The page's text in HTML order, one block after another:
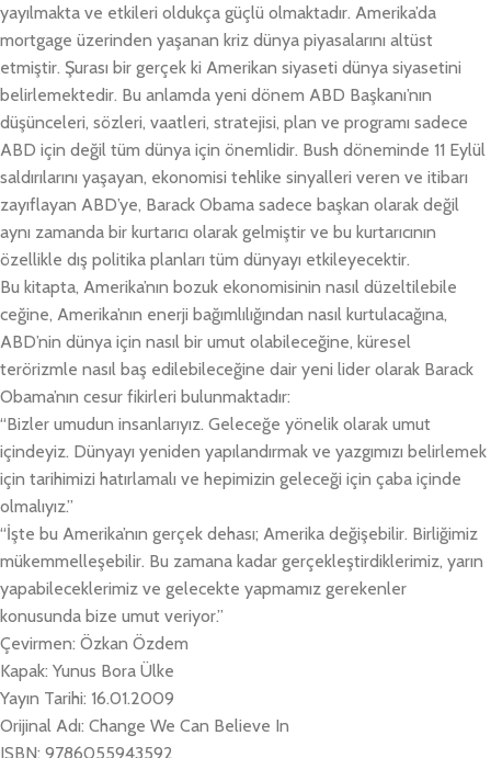
yayılmakta ve etkileri oldukça güçlü olmaktadır. Amerika’da
mortgage üzerinden yaşanan kriz dünya piyasalarını altüst
etmiştir. Şurası bir gerçek ki Amerikan siyaseti dünya siyasetini
belirlemektedir. Bu anlamda yeni dönem ABD Başkanı’nın
düşünceleri, sözleri, vaatleri, stratejisi, plan ve programı sadece
ABD için değil tüm dünya için önemlidir. Bush döneminde 11 Eylül
saldırılarını yaşayan, ekonomisi tehlike sinyalleri veren ve itibarı
zayıflayan ABD’ye, Barack Obama sadece başkan olarak değil
aynı zamanda bir kurtarıcı olarak gelmiştir ve bu kurtarıcının
özellikle dış politika planları tüm dünyayı etkileyecektir.
Bu kitapta, Amerika’nın bozuk ekonomisinin nasıl düzeltilebile
ceğine, Amerika’nın enerji bağımlılığından nasıl kurtulacağına,
ABD’nin dünya için nasıl bir umut olabileceğine, küresel
terörizmle nasıl baş edilebileceğine dair yeni lider olarak Barack
Obama’nın cesur fikirleri bulunmaktadır:
“Bizler umudun insanlarıyız. Geleceğe yönelik olarak umut
içindeyiz. Dünyayı yeniden yapılandırmak ve yazgımızı belirlemek
için tarihimizi hatırlamalı ve hepimizin geleceği için çaba içinde
olmalıyız.”
“İşte bu Amerika’nın gerçek dehası; Amerika değişebilir. Birliğimiz
mükemmelleşebilir. Bu zamana kadar gerçekleştirdiklerimiz, yarın
yapabileceklerimiz ve gelecekte yapmamız gerekenler
konusunda bize umut veriyor.”
Çevirmen: Özkan Özdem
Kapak: Yunus Bora Ülke
Yayın Tarihi: 16.01.2009
Orijinal Adı: Change We Can Believe In
ISBN: 9786055943592